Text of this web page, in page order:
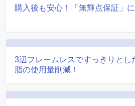
購入後も安心！「無輝点保証」
3辺フレームレスですっきりとし
脂の使用量削減！